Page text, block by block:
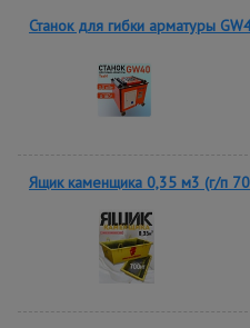
Станок для гибки арматуры
Ящик каменщика 0,35 м3 (г/п